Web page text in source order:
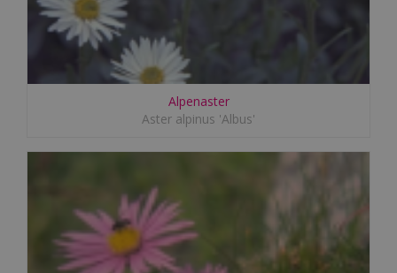
Alpenaster
Aster alpinus 'Albus'